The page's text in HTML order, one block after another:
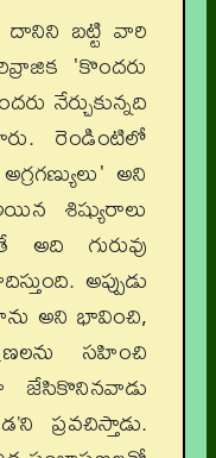
దానిని బట్టి వారి
'కొందరు
నేర్చుకున్నది
రెండింటిలో
అని
శిష్యురాలు
అది గురువు
అప్పుడు
అని భావించి,
సహించి
జేసికొనినవాడు
ప్రవచిస్తాడు.